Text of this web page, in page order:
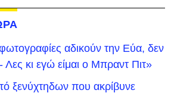
αδικούν την Εύα, δεν
Λες κι εγώ είμαι ο Μπραντ Πιτ»
ξενύχτηδων που ακρίβυνε